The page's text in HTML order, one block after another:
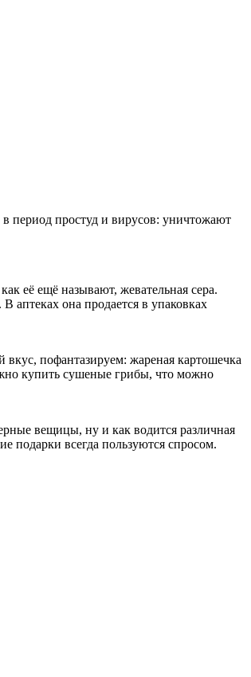
период простуд и вирусов: уничтожают
её ещё называют, жевательная сера.
аптеках она продается в упаковках
пофантазируем: жареная картошечка
купить сушеные грибы, что можно
вещицы, ну и как водится различная
подарки всегда пользуются спросом.